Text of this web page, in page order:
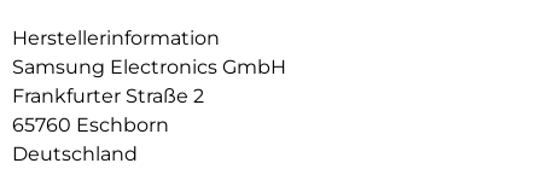
Herstellerinformation
Samsung Electronics GmbH
Frankfurter Straße 2
65760 Eschborn
Deutschland